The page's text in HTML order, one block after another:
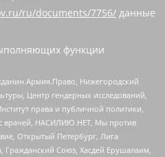
ru/documents/7756/ данные
функции
Нижегородский
Центр гендерных исследований,
права и публичной политики,
врачей, НАСИЛИЮ.НЕТ, Мы против
Открытый Петербург, Лига
Гражданский Союз, Хасдей Ерушалаим,